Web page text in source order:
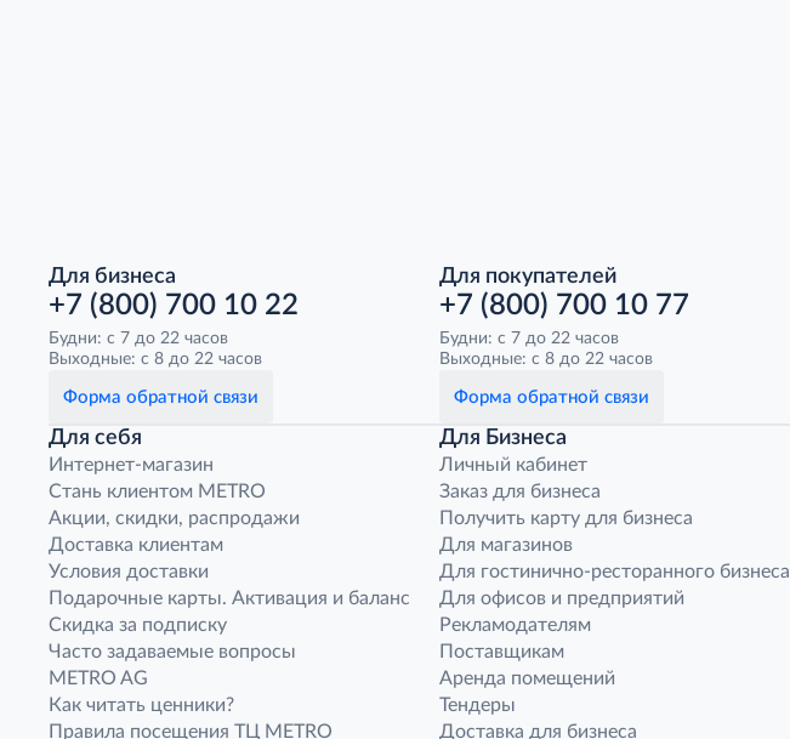
Для бизнеса
+7 (800) 700 10 22
Будни: с 7 до 22 часов
Выходные: с 8 до 22 часов
Форма обратной связи
Для покупателей
+7 (800) 700 10 77
Будни: с 7 до 22 часов
Выходные: с 8 до 22 часов
Форма обратной связи
Для себя
Интернет-магазин
Стань клиентом METRO
Акции, скидки, распродажи
Доставка клиентам
Условия доставки
Подарочные карты. Активация и баланс
Скидка за подписку
Часто задаваемые вопросы
METRO AG
Как читать ценники?
Правила посещения ТЦ METRO
Для Бизнеса
Личный кабинет
Заказ для бизнеса
Получить карту для бизнеса
Для магазинов
Для гостинично-ресторанного бизнеса
Для офисов и предприятий
Рекламодателям
Поставщикам
Аренда помещений
Тендеры
Доставка для бизнеса